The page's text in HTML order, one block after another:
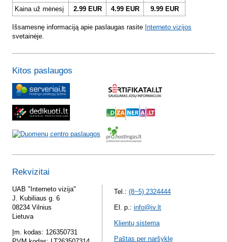
Kaina už mėnesį
2.99 EUR 4.99 EUR 9.99 EUR
Išsamesnę informaciją apie paslaugas rasite Interneto vizijos
svetainėje.
Kitos paslaugos
Rekvizitai
UAB "Interneto vizija"
J. Kubiliaus g. 6
08234 Vilnius
Lietuva
Įm. kodas: 126350731
Tel.: (8~5) 2324444
El. p.: info@iv.lt
Klientų sistema
Paštas per naršyklę